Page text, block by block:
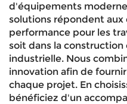
d'équipements
solutions répondent aux
performance pour les
soit dans la construction
industrielle. Nous
innovation afin de
chaque projet. En
bénéficiez d'un